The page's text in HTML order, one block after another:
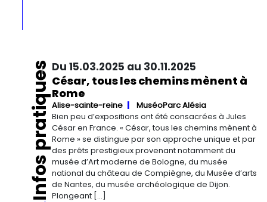
Infos pratiquesDu 15.03.2025 au 30.11.2025
César, tous les chemins mènent à
Rome
Alise-sainte-reine
MuséoParc Alésia
Bien peu d’expositions ont été consacrées à Jules
César en France. « César, tous les chemins mènent à
Rome » se distingue par son approche unique et par
des prêts prestigieux provenant notamment du
musée d’Art moderne de Bologne, du musée
national du château de Compiègne, du Musée d’arts
de Nantes, du musée archéologique de Dijon.
Plongeant […]